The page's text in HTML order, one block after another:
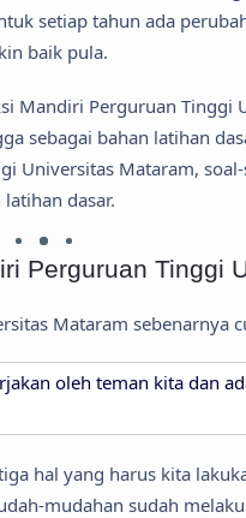
setiap tahun ada
baik pula.
Mandiri Perguruan Tinggi
sebagai bahan latihan
Universitas Mataram,
dasar.
Perguruan Tinggi
Mataram sebenarnya
oleh teman kita dan
hal yang harus kita
mudahan sudah